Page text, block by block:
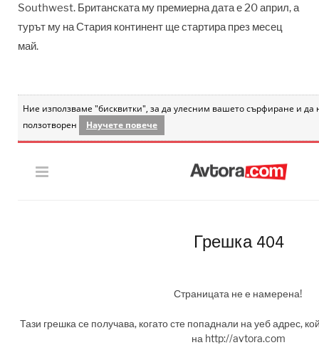
Southwest. Британската му премиерна дата е 20 април, а
турът му на Стария континент ще стартира през месец
май.